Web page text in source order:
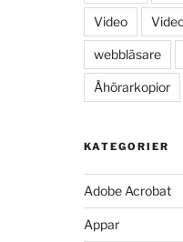
Video
webbläsare
Åhörarkopior
KATEGORIER
Adobe Acrobat
Appar